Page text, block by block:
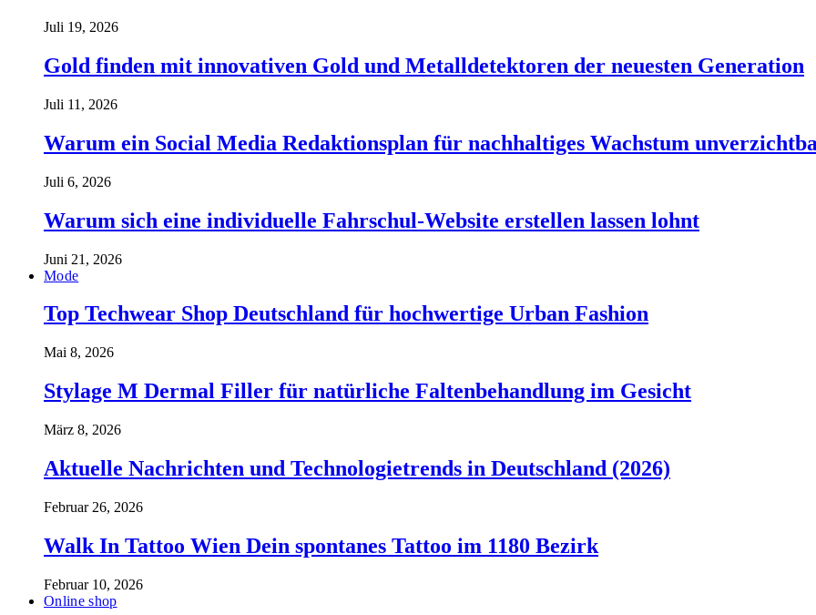
Juli 19, 2026
Gold finden mit innovativen Gold und Metalldetektoren der neuesten Generation
Juli 11, 2026
Warum ein Social Media Redaktionsplan für nachhaltiges Wachstum
Juli 6, 2026
Warum sich eine individuelle Fahrschul-Website erstellen lassen lohnt
Juni 21, 2026
Mode
Top Techwear Shop Deutschland für hochwertige Urban Fashion
Mai 8, 2026
Stylage M Dermal Filler für natürliche Faltenbehandlung im Gesicht
März 8, 2026
Aktuelle Nachrichten und Technologietrends in Deutschland (2026)
Februar 26, 2026
Walk In Tattoo Wien Dein spontanes Tattoo im 1180 Bezirk
Februar 10, 2026
Online shop